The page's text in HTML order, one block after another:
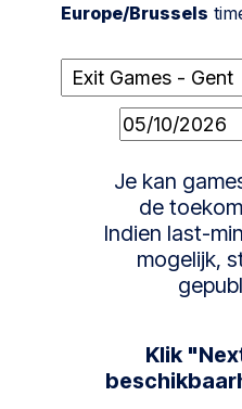
Europe/Brussels
Je kan
de
Indien last-
mogelijk,
Klik